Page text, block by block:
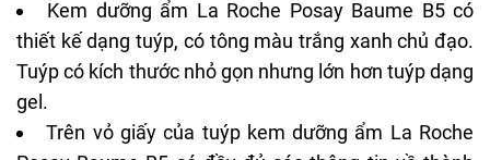
Kem dưỡng ẩm La Roche Posay Baume B5 có
thiết kế dạng tuýp, có tông màu trắng xanh chủ đạo.
Tuýp có kích thước nhỏ gọn nhưng lớn hơn tuýp dạng
gel.
Trên vỏ giấy của tuýp kem dưỡng ẩm La Roche